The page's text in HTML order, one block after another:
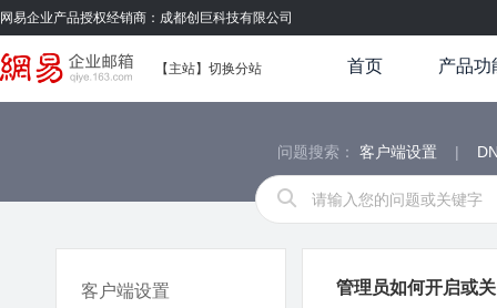
网易企业产品授权经销商：成都创巨科技有限公司
【 主站】 切换分站 首页 产品功
问题搜索： 客户端设置 |
客户端设置 管理员如何开启或